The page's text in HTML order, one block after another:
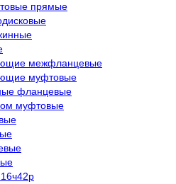
прямые
межфланцевые
муфтовые
фланцевые
муфтовые